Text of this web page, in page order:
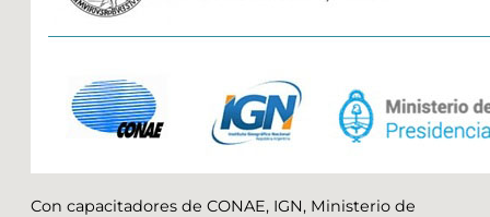
Con capacitadores de CONAE, IGN, Ministerio de